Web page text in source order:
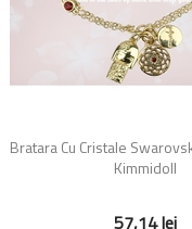
Vizualizare
Bratara Cu Cristale
Kimmidoll
57,14 lei